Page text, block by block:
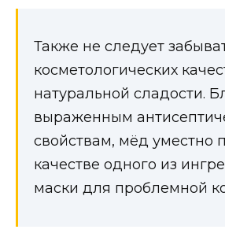
Также не следует
косметологических
натуральной сладости.
выраженным
свойствам, мёд уместно
качестве одного из
маски для проблемной